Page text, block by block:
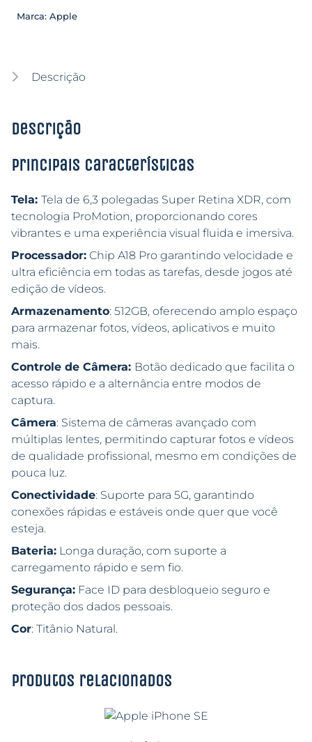
Marca: Apple
Descrição
Descrição
Principais características
Tela: Tela de 6,3 polegadas Super Retina XDR, com
tecnologia ProMotion, proporcionando cores
vibrantes e uma experiência visual fluida e imersiva.
Processador: Chip A18 Pro garantindo velocidade e
ultra eficiência em todas as tarefas, desde jogos até
edição de vídeos.
Armazenamento: 512GB, oferecendo amplo espaço
para armazenar fotos, vídeos, aplicativos e muito
mais.
Controle de Câmera: Botão dedicado que facilita o
acesso rápido e a alternância entre modos de
captura.
Câmera: Sistema de câmeras avançado com
múltiplas lentes, permitindo capturar fotos e vídeos
de qualidade profissional, mesmo em condições de
pouca luz.
Conectividade: Suporte para 5G, garantindo
conexões rápidas e estáveis onde quer que você
esteja.
Bateria: Longa duração, com suporte a
carregamento rápido e sem fio.
Segurança: Face ID para desbloqueio seguro e
proteção dos dados pessoais.
Cor: Titânio Natural.
Produtos relacionados